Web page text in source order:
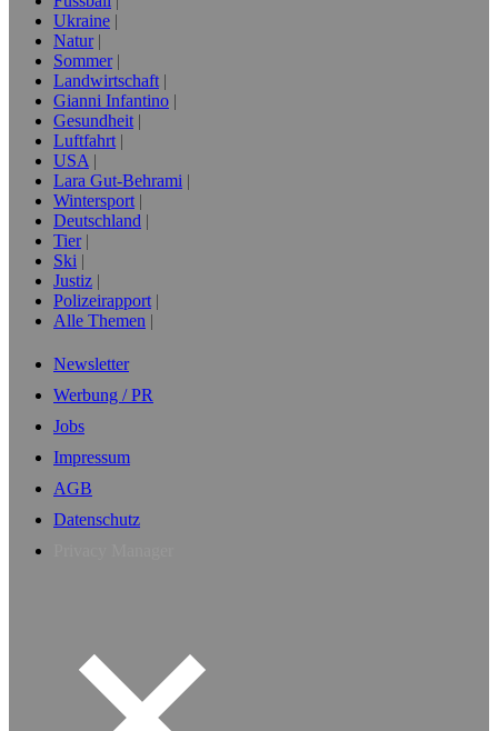
Ukraine
Natur
Sommer
Landwirtschaft
Gianni Infantino
Gesundheit
Luftfahrt
USA
Lara Gut-Behrami
Wintersport
Deutschland
Tier
Ski
Justiz
Polizeirapport
Alle Themen
Newsletter
Werbung / PR
Jobs
Impressum
AGB
Datenschutz